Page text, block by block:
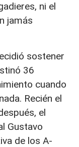
ni el
jamás
sostener
36
cuando
Recién el
el
Gustavo
de los A-